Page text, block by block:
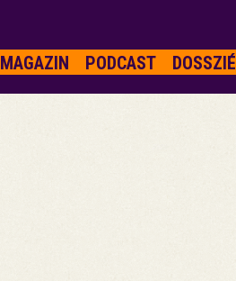
MAGAZIN PODCAST DOSSZIÉ